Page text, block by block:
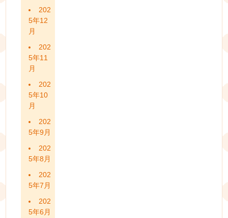
202
5年12
月
202
5年11
月
202
5年10
月
202
5年9月
202
5年8月
202
5年7月
202
5年6月